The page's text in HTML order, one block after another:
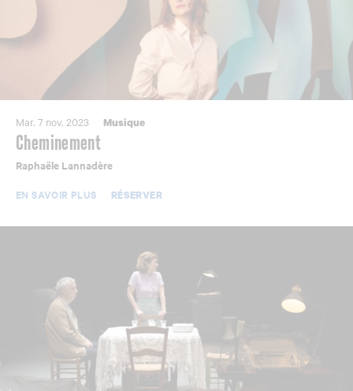
Mar. 7 nov. 2023 Musique
Cheminement
Raphaële Lannadère
EN SAVOIR PLUS
RÉSERVER